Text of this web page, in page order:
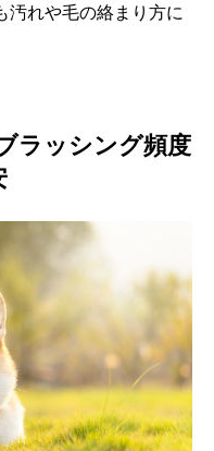
汚れや毛の絡まり方に
ラッシング頻度